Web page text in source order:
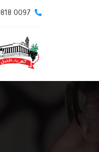
0097 02229818